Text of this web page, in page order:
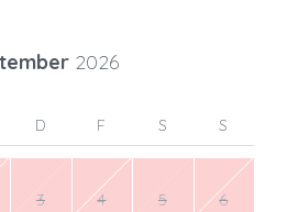
2026
D F S S
3 4 5 6